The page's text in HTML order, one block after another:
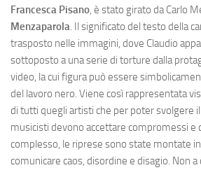
Francesca Pisano, è stato girato da Carlo
Menzaparola. Il significato del testo della
trasposto nelle immagini, dove Claudio
sottoposto a una serie di torture dalla
video, la cui figura può essere
del lavoro nero. Viene così rappresentata
di tutti quegli artisti che per poter svolgere
musicisti devono accettare compromessi e
complesso, le riprese sono state montate
comunicare caos, disordine e disagio. Non a